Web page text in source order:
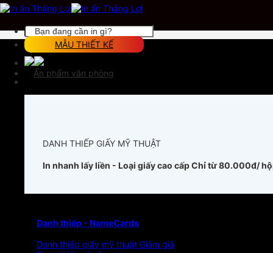
Chuyển
đến
dung
Tìm
kiếm:
MẪU THIẾT KẾ
Ấn phẩm văn phòng
DANH THIẾP GIẤY MỸ THUẬT
In nhanh lấy liền - Loại giấy cao cấpChỉ từ 80.000đ/
Danh thiếp - NameCards
Danh thiếp giấy mỹ thuật